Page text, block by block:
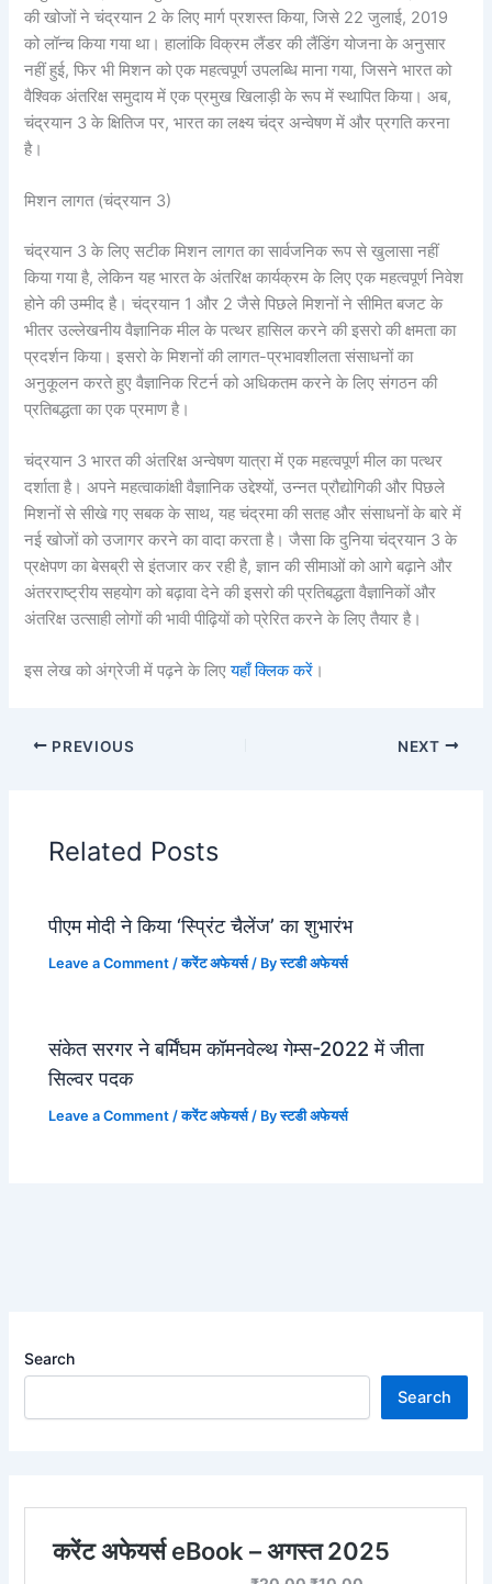
की खोजों ने चंद्रयान 2 के लिए मार्ग प्रशस्त किया, जिसे 22 जुलाई, 2019
को लॉन्च किया गया था। हालांकि विक्रम लैंडर की लैंडिंग योजना के अनुसार
नहीं हुई, फिर भी मिशन को एक महत्वपूर्ण उपलब्धि माना गया, जिसने भारत को
वैश्विक अंतरिक्ष समुदाय में एक प्रमुख खिलाड़ी के रूप में स्थापित किया। अब,
चंद्रयान 3 के क्षितिज पर, भारत का लक्ष्य चंद्र अन्वेषण में और प्रगति करना
है।
मिशन लागत (चंद्रयान 3)
चंद्रयान 3 के लिए सटीक मिशन लागत का सार्वजनिक रूप से खुलासा नहीं
किया गया है, लेकिन यह भारत के अंतरिक्ष कार्यक्रम के लिए एक महत्वपूर्ण निवेश
होने की उम्मीद है। चंद्रयान 1 और 2 जैसे पिछले मिशनों ने सीमित बजट के
भीतर उल्लेखनीय वैज्ञानिक मील के पत्थर हासिल करने की इसरो की क्षमता का
प्रदर्शन किया। इसरो के मिशनों की लागत-प्रभावशीलता संसाधनों का
अनुकूलन करते हुए वैज्ञानिक रिटर्न को अधिकतम करने के लिए संगठन की
प्रतिबद्धता का एक प्रमाण है।
चंद्रयान 3 भारत की अंतरिक्ष अन्वेषण यात्रा में एक महत्वपूर्ण मील का पत्थर
दर्शाता है। अपने महत्वाकांक्षी वैज्ञानिक उद्देश्यों, उन्नत प्रौद्योगिकी और पिछले
मिशनों से सीखे गए सबक के साथ, यह चंद्रमा की सतह और संसाधनों के बारे में
नई खोजों को उजागर करने का वादा करता है। जैसा कि दुनिया चंद्रयान 3 के
प्रक्षेपण का बेसब्री से इंतजार कर रही है, ज्ञान की सीमाओं को आगे बढ़ाने और
अंतरराष्ट्रीय सहयोग को बढ़ावा देने की इसरो की प्रतिबद्धता वैज्ञानिकों और
अंतरिक्ष उत्साही लोगों की भावी पीढ़ियों को प्रेरित करने के लिए तैयार है।
इस लेख को अंग्रेजी में पढ़ने के लिएयहाँ क्लिक करें ।
PREVIOUS NEXT
Related Posts
पीएम मोदी ने किया ‘स्प्रिंट चैलेंज’ का शुभारंभ
Leave a Comment /करेंट अफेयर्स/ Byस्टडी अफेयर्स
संकेत सरगर ने बर्मिंघम कॉमनवेल्थ गेम्स-2022 में जीता
सिल्वर पदक
Leave a Comment /करेंट अफेयर्स/ Byस्टडी अफेयर्स
Search
Search